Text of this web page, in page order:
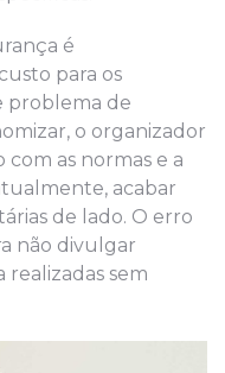
é
para os
problema de
o organizador
as normas e a
acabar
de lado. O erro
não divulgar
sem